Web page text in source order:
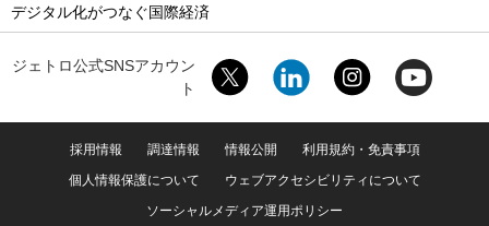
デジタル化がつなぐ国際経済
ジェトロ公式SNSアカウン
ト
採用情報 調達情報 情報公開
利用規約・免責事項
個人情報保護について
ウェブアクセシビリティについて
ソーシャルメディア運用ポリシー